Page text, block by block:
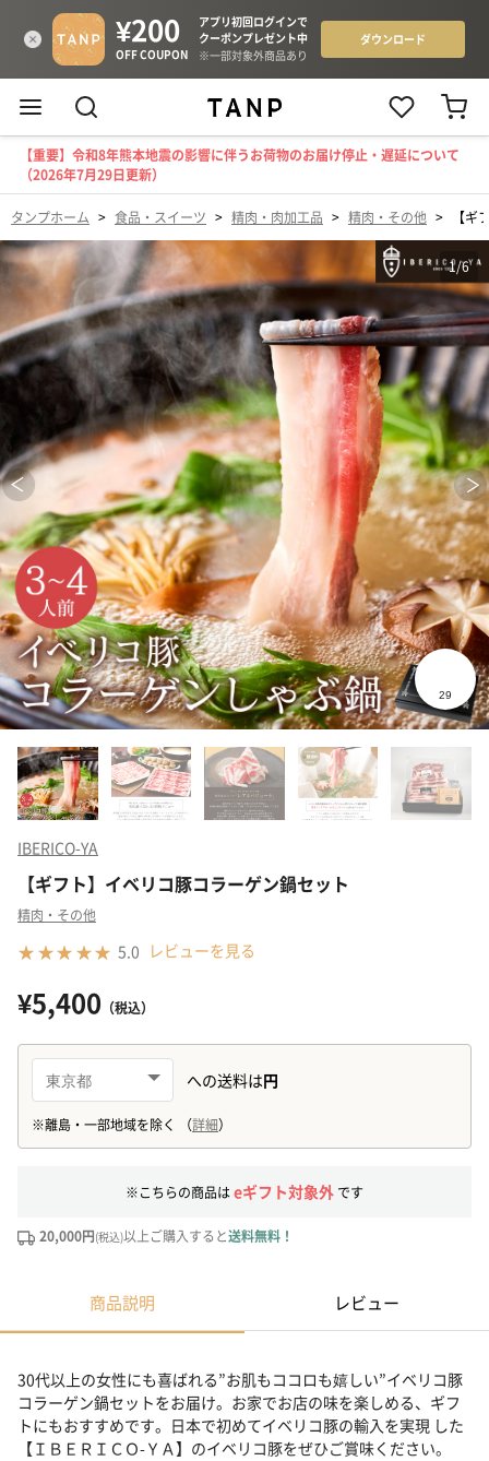
【重要】令和8年熊本地震の影響に伴うお荷物のお届け停止・遅延について
（2026年7月29日更新）
タンプホーム > 食品・スイーツ > 精肉・肉加工品 > 精肉・その他 > 【
1/6
IBERICO-YA
【ギフト】イベリコ豚コラーゲン鍋セット
精肉・その他
5.0 レビューを見る
¥5,400 （税込）
※こちらの商品はeギフト対象外 です
20,000円(税込)以上ご購入すると送料無料！
商品説明 レビュー
30代以上の女性にも喜ばれる”お肌もココロも嬉しい”イベリコ豚
コラーゲン鍋セットをお届け。お家でお店の味を楽しめる、ギフ
トにもおすすめです。日本で初めてイベリコ豚の輸入を実現 した
【ＩＢＥＲＩＣＯ-ＹＡ】のイベリコ豚をぜひご賞味ください。